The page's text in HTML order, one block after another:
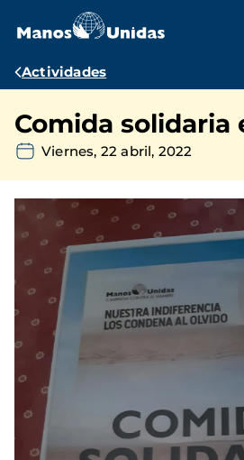
contenido
Ruta
navegación
Actividades
Comida solidaria
Viernes, 22 abril, 2022